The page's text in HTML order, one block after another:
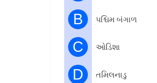
B પશ્ચિમ બંગાળ
C ઓડિશા
D તમિલનાડુ